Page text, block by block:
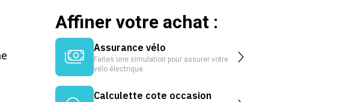
Affiner votre achat :
Assurance vélo
Faites une simulation pour assurer votre
vélo électrique
Calculette cote occasion